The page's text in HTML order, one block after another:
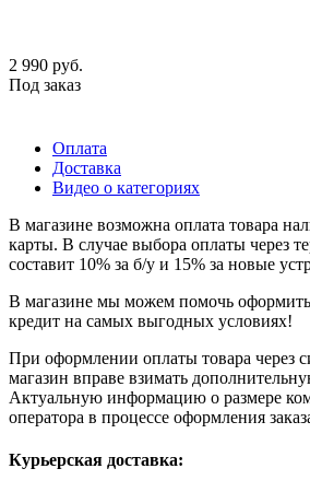
2 990 руб.
Под заказ
Оплата
Доставка
Видео о категориях
В магазине возможна оплата товара
карты. В случае выбора оплаты через
составит 10% за б/у и 15% за новые
В магазине мы можем помочь
кредит на самых выгодных условиях!
При оформлении оплаты товара
магазин вправе взимать
Актуальную информацию о размере
оператора в процессе оформления
Курьерская доставка: